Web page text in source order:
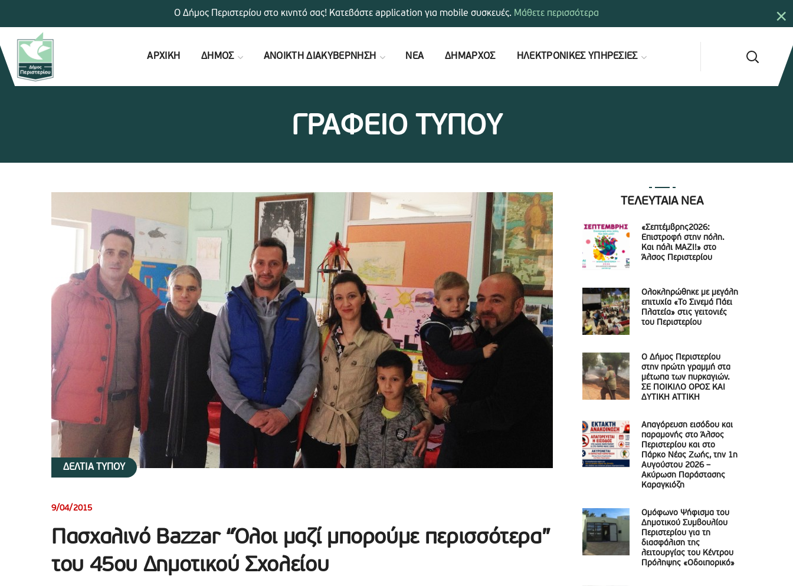
ΑΡΧΙΚΗ ΔΗΜΟΣ ΑΝΟΙΚΤΗ ΔΙΑΚΥΒΕΡΝΗΣΗ ΝΕΑ ΔΗΜΑΡΧΟΣ ΗΛΕΚΤΡΟΝΙΚΕΣ ΥΠΗΡΕΣΙΕΣ
ΓΡΑΦΕΙΟ ΤΥΠΟΥ
ΔΕΛΤΙΑ ΤΥΠΟΥ
9/04/2015
Πασχαλινό Bazzar “Όλοι μαζί μπορούμε περισσότερα”
του 45ου Δημοτικού Σχολείου
ΤΕΛΕΥΤΑΙΑ ΝΕΑ
«Σεπτέμβρης2026:
Επιστροφή στην πόλη.
Και πάλι ΜΑΖΙ!» στο
Άλσος Περιστερίου
Ολοκληρώθηκε με μεγάλη
επιτυχία «Το Σινεμά Πάει
Πλατεία» στις γειτονιές
του Περιστερίου
Ο Δήμος Περιστερίου
στην πρώτη γραμμή στα
μέτωπα των πυρκαγιών.
ΣΕ ΠΟΙΚΙΛΟ ΟΡΟΣ ΚΑΙ
ΔΥΤΙΚΗ ΑΤΤΙΚΗ
Απαγόρευση εισόδου και
παραμονής στο Άλσος
Περιστερίου και στο
Πάρκο Νέας Ζωής, την 1η
Αυγούστου 2026 –
Ακύρωση Παράστασης
Καραγκιόζη
Ομόφωνο Ψήφισμα του
Δημοτικού Συμβουλίου
Περιστερίου για τη
διασφάλιση της
λειτουργίας του Κέντρου
Πρόληψης «Οδοιπορικό»
×
Ο Δήμος Περιστερίου στο κινητό σας! Κατεβάστε application για mobile συσκευές. Μάθετε περισσότερα